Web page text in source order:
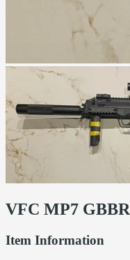
VFC MP7 GBBR
Item Information